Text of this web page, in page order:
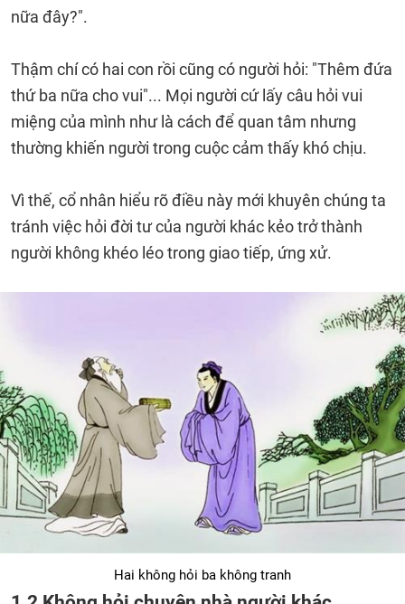
nữa đây?".
Thậm chí có hai con rồi cũng có người hỏi: "Thêm đứa
thứ ba nữa cho vui"... Mọi người cứ lấy câu hỏi vui
miệng của mình như là cách để quan tâm nhưng
thường khiến người trong cuộc cảm thấy khó chịu.
Vì thế, cổ nhân hiểu rõ điều này mới khuyên chúng ta
tránh việc hỏi đời tư của người khác kẻo trở thành
người không khéo léo trong giao tiếp, ứng xử.
Hai không hỏi ba không tranh